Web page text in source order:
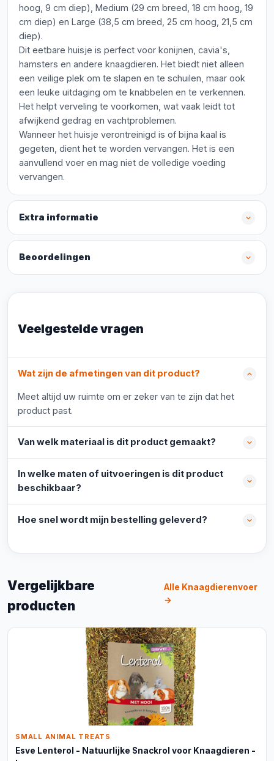
hoog, 9 cm diep), Medium (29 cm breed, 18 cm hoog, 19
cm diep) en Large (38,5 cm breed, 25 cm hoog, 21,5 cm
diep).
Dit eetbare huisje is perfect voor konijnen, cavia's,
hamsters en andere knaagdieren. Het biedt niet alleen
een veilige plek om te slapen en te schuilen, maar ook
een leuke uitdaging om te knabbelen en te verkennen.
Het helpt verveling te voorkomen, wat vaak leidt tot
afwijkend gedrag en vachtproblemen.
Wanneer het huisje verontreinigd is of bijna kaal is
gegeten, dient het te worden vervangen. Het is een
aanvullend voer en mag niet de volledige voeding
vervangen.
Extra informatie
Beoordelingen
Veelgestelde vragen
Wat zijn de afmetingen van dit product?
Meet altijd uw ruimte om er zeker van te zijn dat het
product past.
Van welk materiaal is dit product gemaakt?
In welke maten of uitvoeringen is dit product
beschikbaar?
Hoe snel wordt mijn bestelling geleverd?
Vergelijkbare
producten
Alle Knaagdierenvoer
→
SMALL ANIMAL TREATS
Esve Lenterol - Natuurlijke Snackrol voor Knaagdieren -